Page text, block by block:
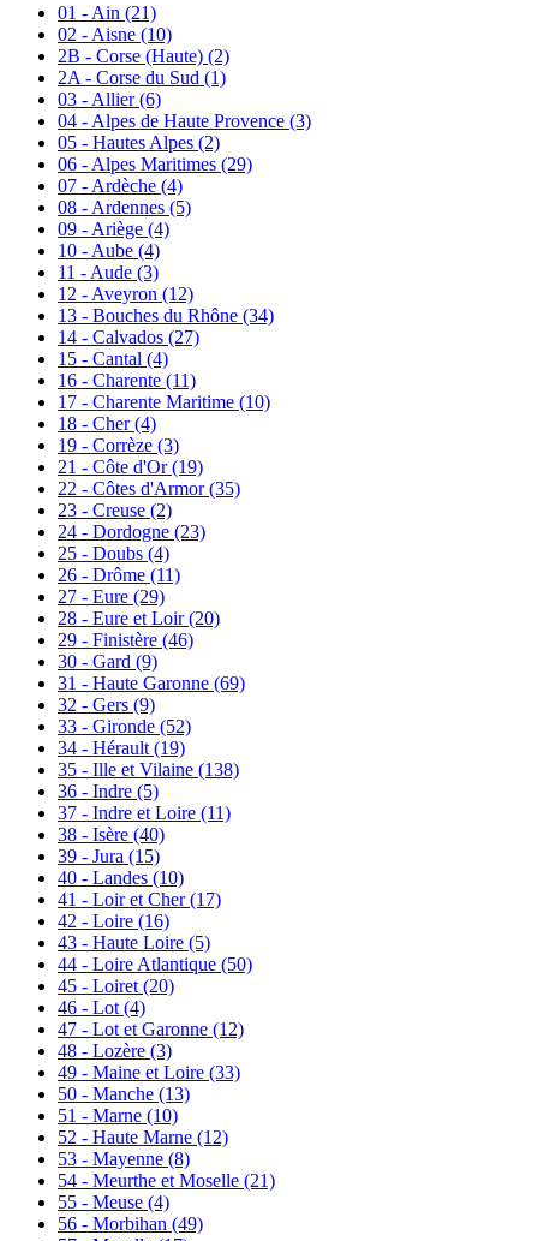
01 - Ain (21)
02 - Aisne (10)
2B - Corse (Haute) (2)
2A - Corse du Sud (1)
03 - Allier(6)
04 - Alpes de Haute Provence (3)
05 - Hautes Alpes (2)
06 - Alpes Maritimes (29)
07 - Ardèche (4)
08 - Ardennes (5)
09 - Ariège (4)
10 - Aube (4)
11 - Aude (3)
12 - Aveyron (12)
13 - Bouches du Rhône (34)
14 - Calvados (27)
15 - Cantal (4)
16 - Charente (11)
17 - Charente Maritime (10)
18 - Cher(4)
19 - Corrèze (3)
21 - Côte d'Or(19)
22 - Côtes d'Armor(35)
23 - Creuse (2)
24 - Dordogne (23)
25 - Doubs (4)
26 - Drôme (11)
27 - Eure (29)
28 - Eure et Loir(20)
29 - Finistère (46)
30 - Gard (9)
31 - Haute Garonne (69)
32 - Gers (9)
33 - Gironde (52)
34 - Hérault (19)
35 - Ille et Vilaine (138)
36 - Indre (5)
37 - Indre et Loire (11)
38 - Isère (40)
39 - Jura (15)
40 - Landes (10)
41 - Loir et Cher(17)
42 - Loire (16)
43 - Haute Loire (5)
44 - Loire Atlantique (50)
45 - Loiret (20)
46 - Lot (4)
47 - Lot et Garonne (12)
48 - Lozère (3)
49 - Maine et Loire (33)
50 - Manche (13)
51 - Marne (10)
52 - Haute Marne (12)
53 - Mayenne (8)
54 - Meurthe et Moselle (21)
55 - Meuse (4)
56 - Morbihan (49)